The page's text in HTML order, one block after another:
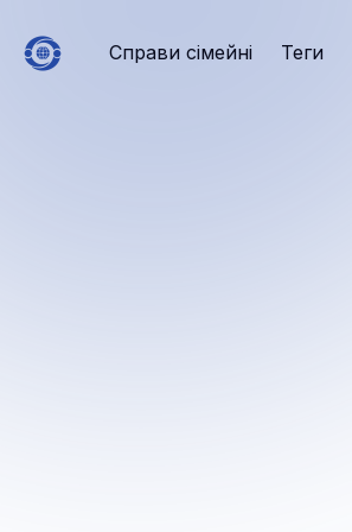
Справи сімейні Теги